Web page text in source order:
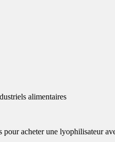
acheter une lyophilisateur